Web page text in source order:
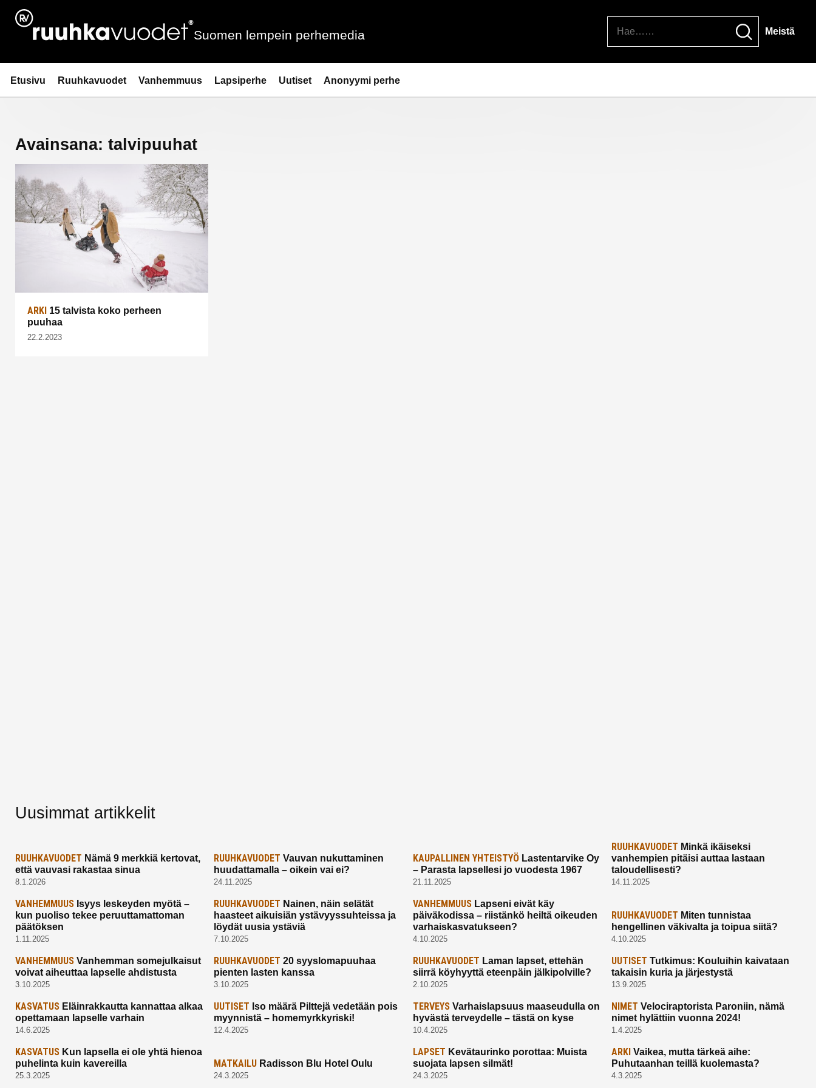
Siirry
sisältöön
Ruuhkavuodet.fi
Suomen lempein perhemedia Meistä
Etusivu Ruuhkavuodet Vanhemmuus Lapsiperhe Uutiset Anonyymi perhe
Avainsana: talvipuuhat
ARKI 15 talvista koko perheen
puuhaa
22.2.2023
Uusimmat artikkelit
RUUHKAVUODET Nämä 9 merkkiä kertovat,
että vauvasi rakastaa sinua
8.1.2026
RUUHKAVUODET Vauvan nukuttaminen
huudattamalla – oikein vai ei?
24.11.2025
KAUPALLINEN YHTEISTYÖLastentarvike Oy
– Parasta lapsellesi jo vuodesta 1967
21.11.2025
RUUHKAVUODET Minkä ikäiseksi
vanhempien pitäisi auttaa lastaan
taloudellisesti?
14.11.2025
VANHEMMUUS Isyys leskeyden myötä –
kun puoliso tekee peruuttamattoman
päätöksen
1.11.2025
RUUHKAVUODET Nainen, näin selätät
haasteet aikuisiän ystävyyssuhteissa ja
löydät uusia ystäviä
7.10.2025
VANHEMMUUSLapseni eivät käy
päiväkodissa – riistänkö heiltä oikeuden
varhaiskasvatukseen?
4.10.2025
RUUHKAVUODET Miten tunnistaa
hengellinen väkivalta ja toipua siitä?
4.10.2025
VANHEMMUUS Vanhemman somejulkaisut
voivat aiheuttaa lapselle ahdistusta
3.10.2025
RUUHKAVUODET 20 syyslomapuuhaa
pienten lasten kanssa
3.10.2025
RUUHKAVUODET Laman lapset, ettehän
siirrä köyhyyttä eteenpäin jälkipolville?
2.10.2025
UUTISET Tutkimus: Kouluihin kaivataan
takaisin kuria ja järjestystä
13.9.2025
KASVATUS Eläinrakkautta kannattaa alkaa
opettamaan lapselle varhain
14.6.2025
UUTISET Iso määrä Pilttejä vedetään pois
myynnistä – homemyrkkyriski!
12.4.2025
TERVEYSVarhaislapsuus maaseudulla on
hyvästä terveydelle – tästä on kyse
10.4.2025
NIMET Velociraptorista Paroniin, nämä
nimet hylättiin vuonna 2024!
1.4.2025
KASVATUS Kun lapsella ei ole yhtä hienoa
puhelinta kuin kavereilla
25.3.2025
MATKAILU Radisson Blu Hotel Oulu
24.3.2025
LAPSET Kevätaurinko porottaa: Muista
suojata lapsen silmät!
24.3.2025
ARKI Vaikea, mutta tärkeä aihe:
Puhutaanhan teillä kuolemasta?
4.3.2025